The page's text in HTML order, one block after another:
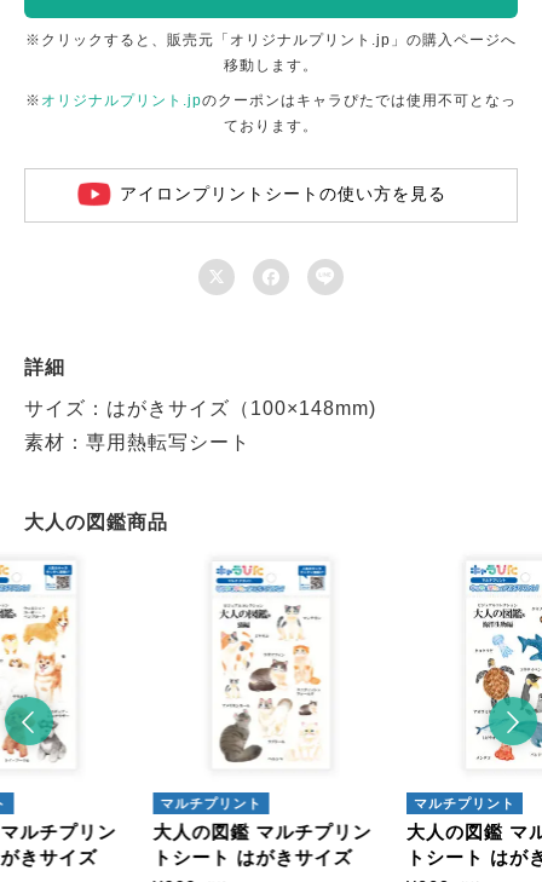
※クリックすると、販売元「オリジナルプリント.jp」の購入ページへ
移動します。
※ オリジナルプリント.jpのクーポンはキャラぴたでは使用不可となっ
ております。
アイロンプリントシートの使い方を見る
  
詳細
サイズ：はがきサイズ（100×148mm)
素材：専用熱転写シート
大人の図鑑商品
ルチプリン
きサイズ
マルチプリント
大人の図鑑 マルチプリン
トシート はがきサイズ
マルチプリント
大人の図鑑 マ
トシート はが